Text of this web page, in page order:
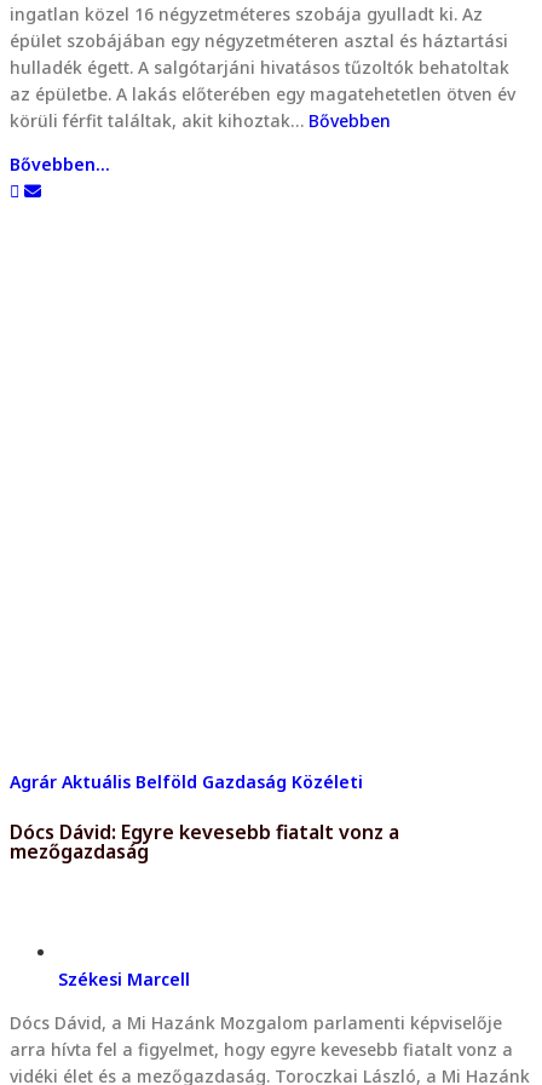
ingatlan közel 16 négyzetméteres szobája gyulladt ki. Az
épület szobájában egy négyzetméteren asztal és háztartási
hulladék égett. A salgótarjáni hivatásos tűzoltók behatoltak
az épületbe. A lakás előterében egy magatehetetlen ötven év
körüli férfit találtak, akit kihoztak… Bővebben
Bővebben...
Agrár Aktuális Belföld Gazdaság Közéleti
Dócs Dávid: Egyre kevesebb fiatalt vonz a
mezőgazdaság
Székesi Marcell
Dócs Dávid, a Mi Hazánk Mozgalom parlamenti képviselője
arra hívta fel a figyelmet, hogy egyre kevesebb fiatalt vonz a
vidéki élet és a mezőgazdaság. Toroczkai László, a Mi Hazánk